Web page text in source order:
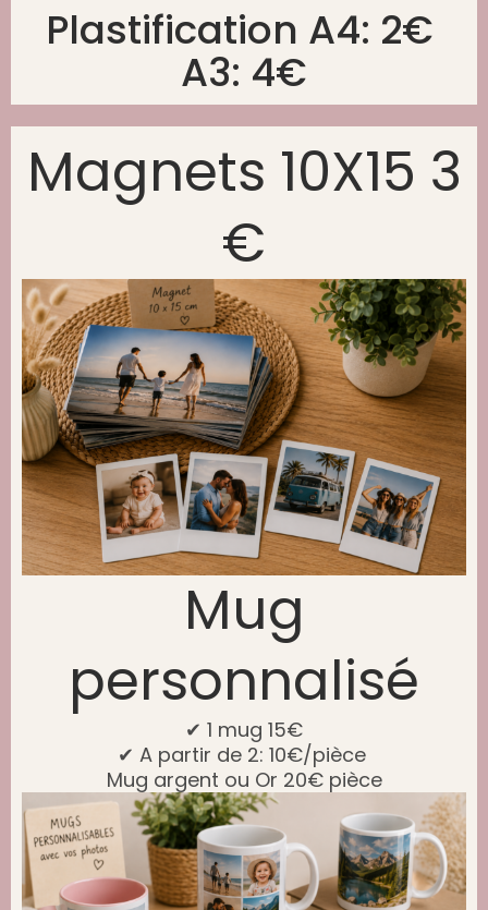
Plastification A4: 2€
A3: 4€
Magnets 10X15 3
€
Mug
personnalisé
✔ 1 mug 15€
✔ A partir de 2: 10€/pièce ​
Mug argent ou Or 20€ pièce